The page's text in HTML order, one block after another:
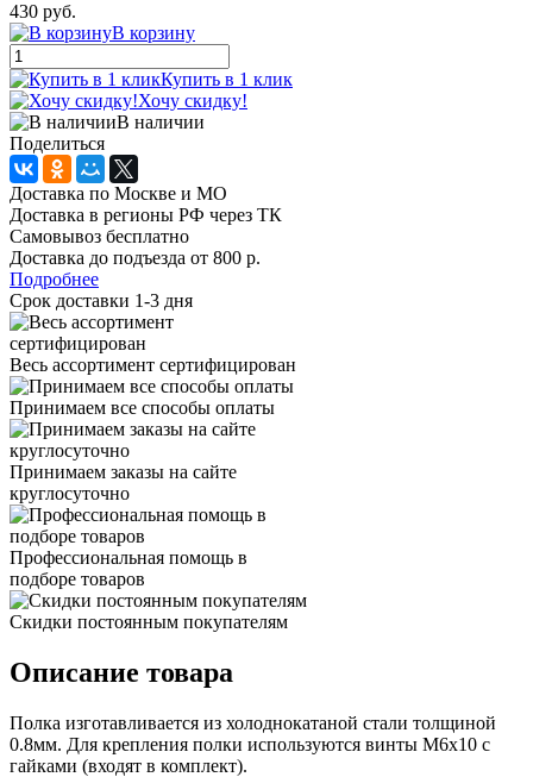
430 руб.
В корзину
Купить в 1 клик
Хочу скидку!
В наличии
Поделиться
Доставка по Москве и МО
Доставка в регионы РФ через ТК
Самовывоз бесплатно
Доставка до подъезда от 800 р.
Подробнее
Срок доставки 1-3 дня
Весь ассортимент сертифицирован
Принимаем все способы оплаты
Принимаем заказы на сайте
круглосуточно
Профессиональная помощь в
подборе товаров
Скидки постоянным покупателям
Описание товара
Полка изготавливается из холоднокатаной стали толщиной
0.8мм. Для крепления полки используются винты М6х10 с
гайками (входят в комплект).